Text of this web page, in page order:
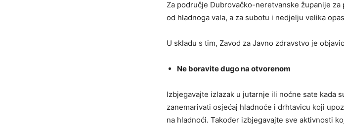
Za područje Dubrovačko-neretvanske županije
od hladnoga vala, a za subotu i nedjelju velika
U skladu s tim, Zavod za Javno zdravstvo je
Ne boravite dugo na otvorenom
Izbjegavajte izlazak u jutarnje ili noćne sate kada
zanemarivati osjećaj hladnoće i drhtavicu koji
na hladnoći. Također izbjegavajte sve aktivnosti